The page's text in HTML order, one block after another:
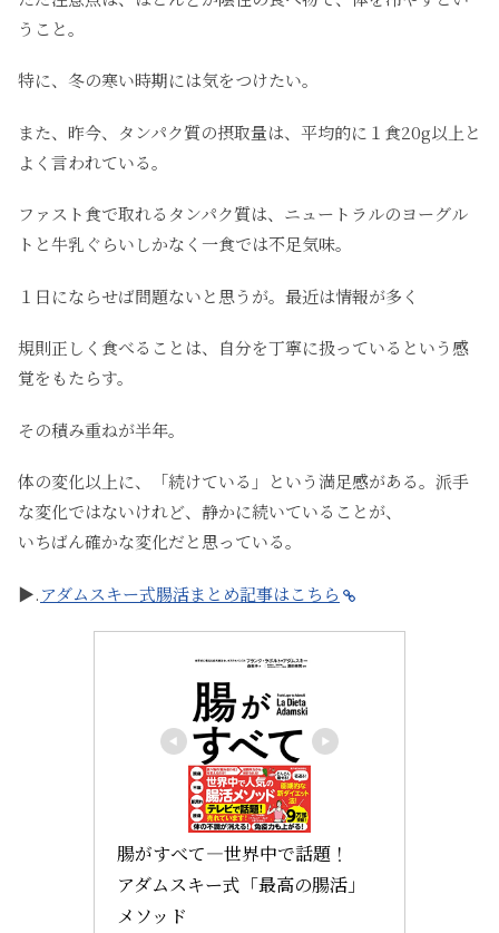
うこと。
特に、冬の寒い時期には気をつけたい。
また、昨今、タンパク質の摂取量は、平均的に１食20g以上と
よく言われている。
ファスト食で取れるタンパク質は、ニュートラルのヨーグル
トと牛乳ぐらいしかなく一食では不足気味。
１日にならせば問題ないと思うが。最近は情報が多く
規則正しく食べることは、自分を丁寧に扱っているという感
覚をもたらす。
その積み重ねが半年。
体の変化以上に、「続けている」という満足感がある。派手
な変化ではないけれど、静かに続いていることが、
いちばん確かな変化だと思っている。
▶︎.アダムスキー式腸活まとめ記事はこちら
腸がすべて―世界中で話題！
アダムスキー式「最高の腸活」
メソッド